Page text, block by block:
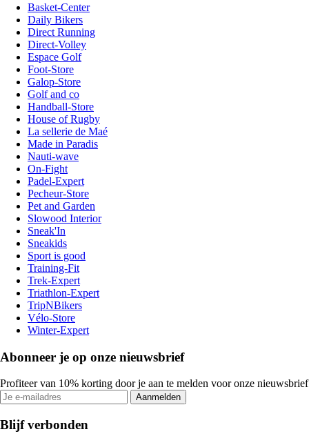
Basket-Center
Daily Bikers
Direct Running
Direct-Volley
Espace Golf
Foot-Store
Galop-Store
Golf and co
Handball-Store
House of Rugby
La sellerie de Maé
Made in Paradis
Nauti-wave
On-Fight
Padel-Expert
Pecheur-Store
Pet and Garden
Slowood Interior
Sneak'In
Sneakids
Sport is good
Training-Fit
Trek-Expert
Triathlon-Expert
TripNBikers
Vélo-Store
Winter-Expert
Abonneer je op onze nieuwsbrief
Profiteer van 10% korting door je aan te melden voor onze nieuwsbrief
Aanmelden
Blijf verbonden